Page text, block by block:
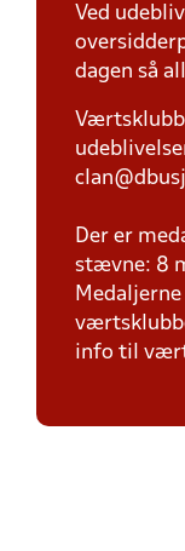
Ved
dagen så
Der er
stævne: 8
info til